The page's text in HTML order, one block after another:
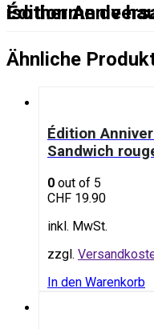
Édition Anniversaire :
Ähnliche
Édition
Sandwich
0 out of 5
CHF 19.90
inkl. MwSt.
zzgl.
In den Warenkorb